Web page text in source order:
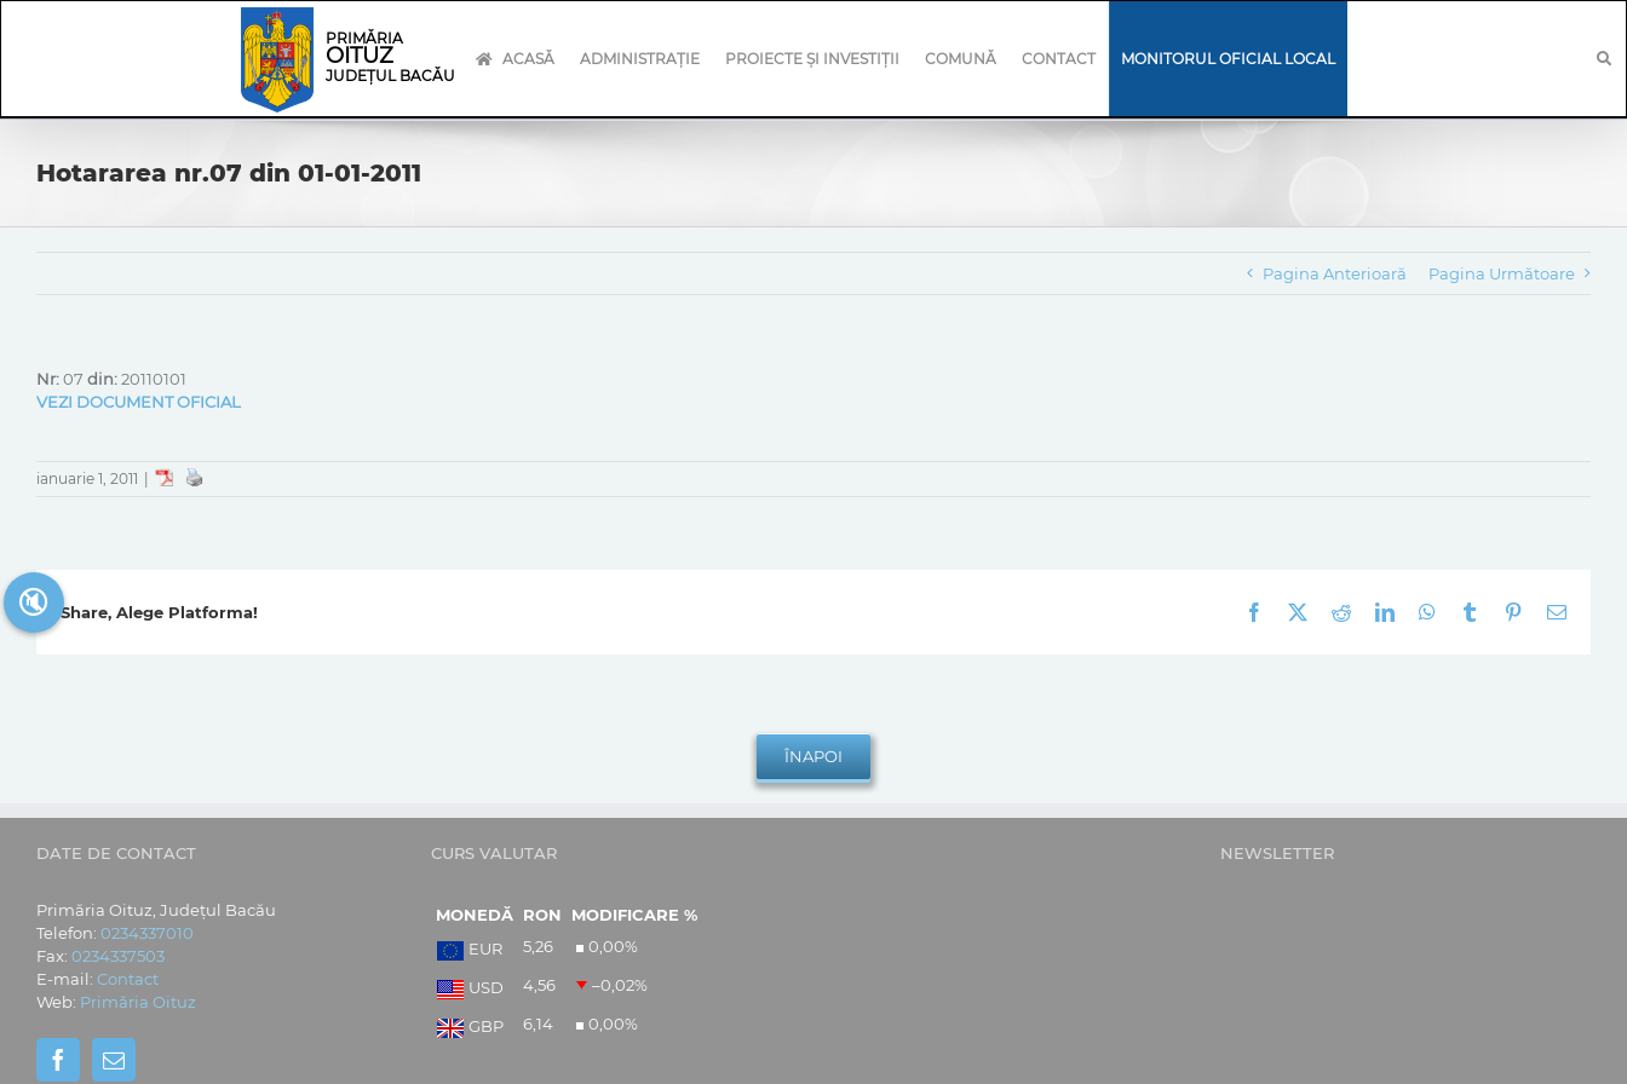
PRIMĂRIA
OITUZ
JUDEȚUL BACĂU
ACASĂ ADMINISTRAȚIE PROIECTE ȘI INVESTIȚII COMUNĂ CONTACT MONITORUL OFICIAL LOCAL
Hotararea nr.07 din 01-01-2011
Pagina Anterioară Pagina Următoare
Nr:07 din:20110101
VEZI DOCUMENT OFICIAL
ianuarie 1, 2011
Share, Alege Platforma! Facebook RedditLinkedInWhatsApp
Tumblr Pinterest
E-
DATE DE CONTACT
Primăria Oituz, Județul Bacău
Telefon: 0234337010
Fax: 0234337503
E-mail: Contact
Web: Primăria Oituz
CURS VALUTAR
MONEDĂ RON
MODIFICARE %
EUR
5,26 0,00%
USD 4,56 –0,02%
GBP 6,14 0,00%
NEWSLETTER
🔇